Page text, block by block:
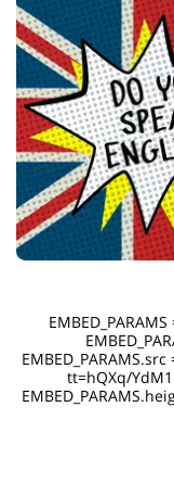
tt=hQXq/